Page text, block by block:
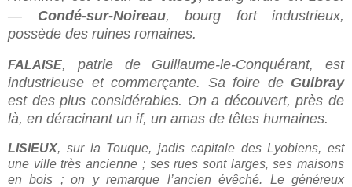
— Condé-sur-Noireau, bourg fort industrieux,
possède des ruines romaines.
FALAISE, patrie de Guillaume-le-Conquérant, est
industrieuse et commerçante. Sa foire de Guibray
est des plus considérables. On a découvert, près de
là, en déracinant un if, un amas de têtes hu­maines.
LISIEUX, sur la Touque, jadis capitale des Lyobiens, est
une ville très ancienne ; ses rues sont larges, ses maisons
en bois ; on y re­marque l’ancien évêché. Le généreux